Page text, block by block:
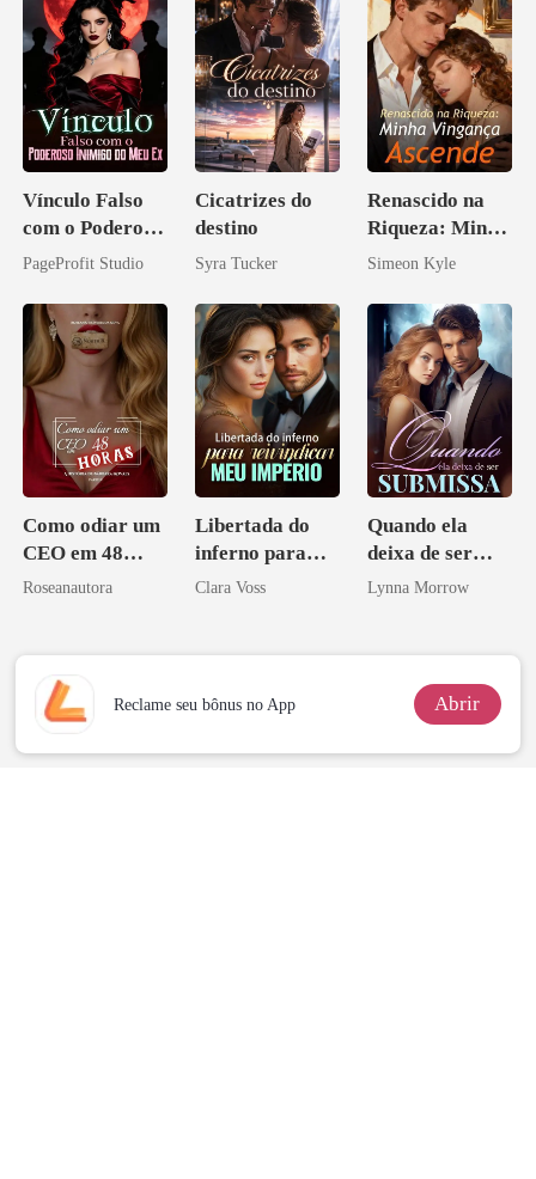
Vínculo Falso
com o Poderoso
Inimigo do Meu
PageProfit Studio
Cicatrizes do
destino
Syra Tucker
Renascido na
Riqueza: Minha
Vingança
Simeon Kyle
Como odiar um
CEO em 48
horas
Roseanautora
Libertada do
inferno para
reivindicar meu
Clara Voss
Quando ela
deixa de ser
submissa
Lynna Morrow
Reclame seu bônus no App Abrir